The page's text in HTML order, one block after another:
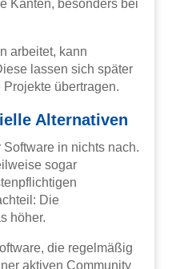
Kanten, besonders bei
arbeitet, kann
lassen sich später
übertragen.
Alternativen
in nichts nach.
sogar
Die
höher.
die regelmäßig
aktiven Community